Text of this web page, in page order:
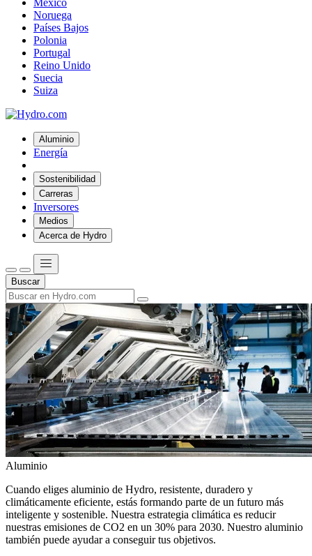
México
Noruega
Países Bajos
Polonia
Portugal
Reino Unido
Suecia
Suiza
Aluminio
Energía
Sostenibilidad
Carreras
Inversores
Medios
Acerca de Hydro
Buscar
Aluminio
Cuando eliges aluminio de Hydro, resistente, duradero y
climáticamente eficiente, estás formando parte de un futuro más
inteligente y sostenible. Nuestra estrategia climática es reducir
nuestras emisiones de CO2 en un 30% para 2030. Nuestro aluminio
también puede ayudar a conseguir tus objetivos.